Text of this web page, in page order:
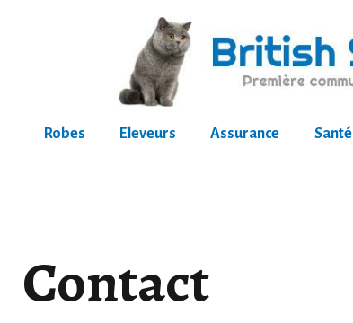
Robes Eleveurs Assurance Santé
Contact